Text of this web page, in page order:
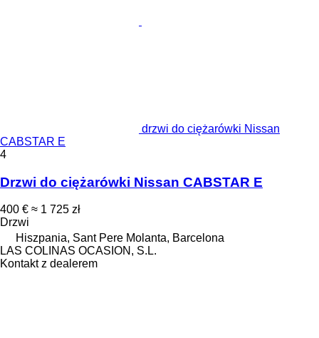
drzwi do ciężarówki Nissan
CABSTAR E
4
Drzwi do ciężarówki Nissan CABSTAR E
400 € ≈ 1 725 zł
Drzwi
Hiszpania, Sant Pere Molanta, Barcelona
LAS COLINAS OCASION, S.L.
Kontakt z dealerem